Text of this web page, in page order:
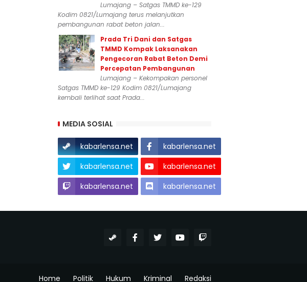
Lumajang – Satgas TMMD ke-129
Kodim 0821/Lumajang terus melanjutkan
pembangunan rabat beton jalan...
Prada Tri Dani dan Satgas
TMMD Kompak Laksanakan
Pengecoran Rabat Beton Demi
Percepatan Pembangunan
Lumajang – Kekompakan personel
Satgas TMMD ke-129 Kodim 0821/Lumajang
kembali terlihat saat Prada...
MEDIA SOSIAL
kabarlensa.net
kabarlensa.net
kabarlensa.net
kabarlensa.net
kabarlensa.net
kabarlensa.net
Home Politik Hukum Kriminal Redaksi